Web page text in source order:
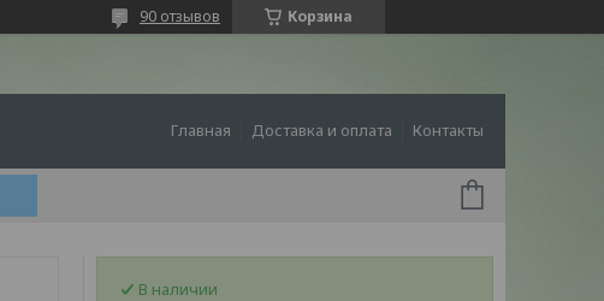
Корзина
90 отзывов
Главная Доставка и оплата Контакты
В наличии